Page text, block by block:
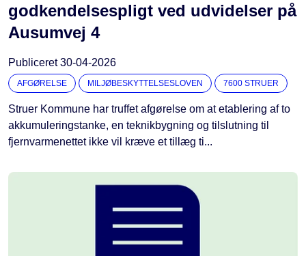
godkendelsespligt ved udvidelser på
Ausumvej 4
Publiceret30-04-2026
AFGØRELSE MILJØBESKYTTELSESLOVEN 7600 STRUER
Struer Kommune har truffet afgørelse om at etablering af to
akkumuleringstanke, en teknikbygning og tilslutning til
fjernvarmenettet ikke vil kræve et tillæg ti...